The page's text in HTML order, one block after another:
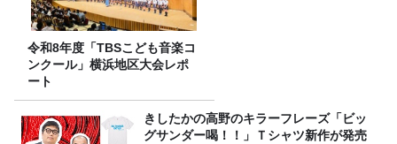
令和8年度「TBSこども音楽コ
ンクール」横浜地区大会レポ
ート
きしたかの高野のキラーフレーズ「ビッ
グサンダー喝！！」Ｔシャツ新作が発売